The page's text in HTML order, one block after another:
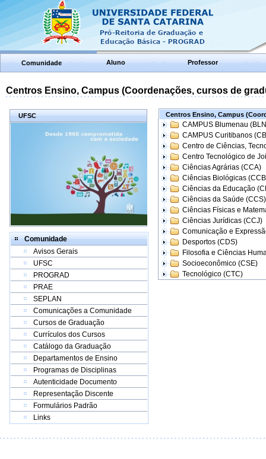
Comunidade Aluno Professor
Centros Ensino, Campus (Coordenações, cursos de
UFSC
Comunidade
Avisos Gerais
UFSC
PROGRAD
PRAE
SEPLAN
Comunicações a Comunidade
Cursos de Graduação
Currículos dos Cursos
Catálogo da Graduação
Departamentos de Ensino
Programas de Disciplinas
Autenticidade Documento
Representação Discente
Formulários Padrão
Links
Centros Ensino, Campus
CAMPUS Blumenau
CAMPUS Curitibanos
Centro de Ciências,
Centro Tecnológico de
Ciências Agrárias (CCA)
Ciências Biológicas
Ciências da Educação
Ciências da Saúde (CCS)
Ciências Físicas e
Ciências Jurídicas (CCJ)
Comunicação e
Desportos (CDS)
Filosofia e Ciências
Socioeconômico (CSE)
Tecnológico (CTC)